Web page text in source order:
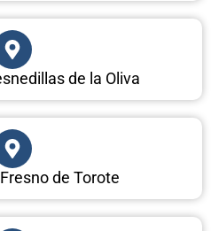
de la Oliva
de Torote